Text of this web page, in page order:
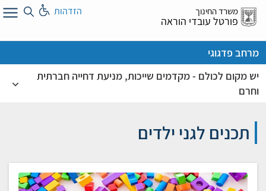
דלג
אל
משרד החינוך
פורטל עובדי הוראה
הזדהות
מרחב פדגוגי
יש מקום לכולם - מקדמים שייכות, מניעת דחייה חברתית
וחרם
תכנים לגני ילדים